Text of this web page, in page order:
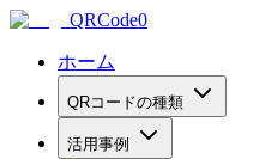
QRCode0
ホーム
QRコードの種類
活用事例